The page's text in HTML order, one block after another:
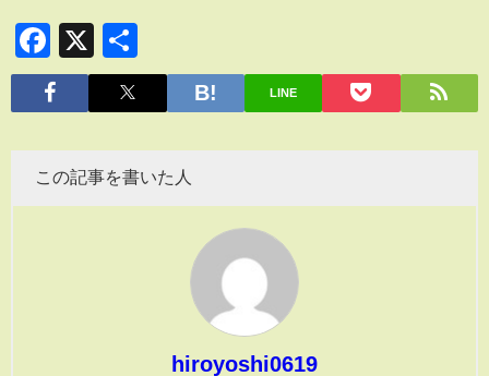
Facebook
X
有
LINE
この記事を書いた人
hiroyoshi0619